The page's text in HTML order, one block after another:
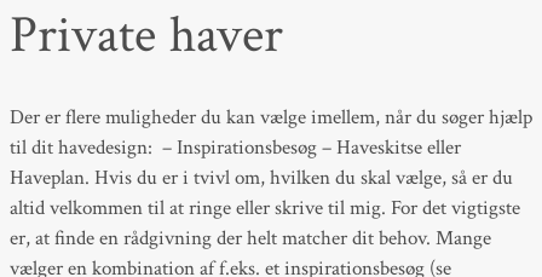
Private haver
Der er flere muligheder du kan vælge imellem, når du søger hjælp
til dit havedesign: – Inspirationsbesøg – Haveskitse eller
Haveplan. Hvis du er i tvivl om, hvilken du skal vælge, så er du
altid velkommen til at ringe eller skrive til mig. For det vigtigste
er, at finde en rådgivning der helt matcher dit behov. Mange
vælger en kombination af f.eks. et inspirationsbesøg (se